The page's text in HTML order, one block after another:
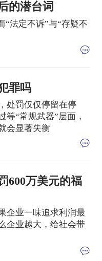
的潜台词
“法定不诉”与“存疑不
罪吗
处罚仅仅停留在停
等“常规武器”层面，
会显著失衡
600万美元的福
企业一味追求利润最
企业越大，给社会带